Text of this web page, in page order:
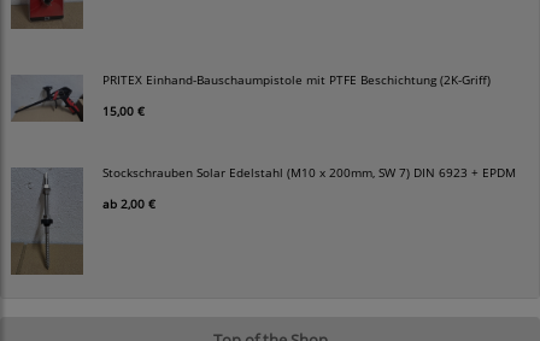
PRITEX Einhand-Bauschaumpistole mit PTFE Beschichtung (2K-Griff)
15,00 €
Stockschrauben Solar Edelstahl (M10 x 200mm, SW 7) DIN 6923 + EPDM
ab 2,00 €